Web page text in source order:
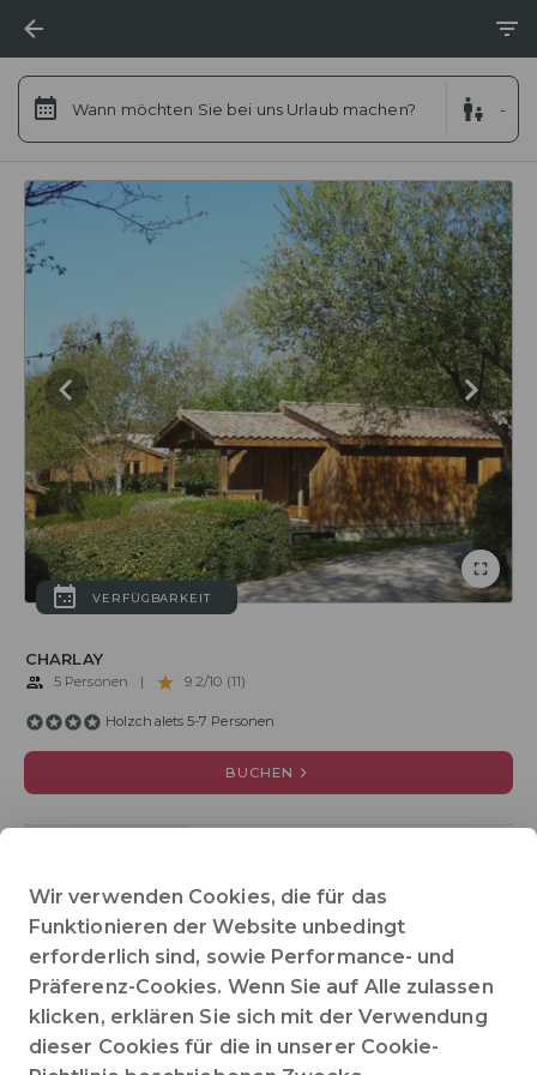
Wann möchten Sie bei uns Urlaub machen? -
VERFÜGBARKEIT
CHARLAY
5 Personen | 9.2/10 (11)
Holzchalets 5-7 Personen
BUCHEN
2 getrennte Schlafzimmer
2 weitere Schlafgelegenheiten
Badezimmer
Fernseher
Haustiere erlaubt Heizung
Terrasse
WC alles anzeigen
Wir verwenden Cookies, die für das
Funktionieren der Website unbedingt
erforderlich sind, sowie Performance- und
Präferenz-Cookies. Wenn Sie auf Alle zulassen
klicken, erklären Sie sich mit der Verwendung
dieser Cookies für die in unserer Cookie-